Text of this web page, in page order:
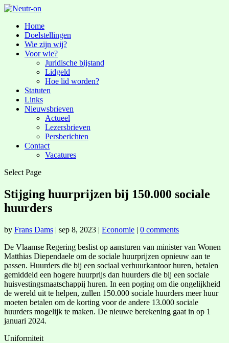
Home
Doelstellingen
Wie zijn wij?
Voor wie?
Juridische bijstand
Lidgeld
Hoe lid worden?
Statuten
Links
Nieuwsbrieven
Actueel
Lezersbrieven
Persberichten
Contact
Vacatures
Select Page
Stijging huurprijzen bij 150.000 sociale
huurders
by Frans Dams | sep 8, 2023 | Economie | 0 comments
De Vlaamse Regering beslist op aansturen van minister van Wonen
Matthias Diependaele om de sociale huurprijzen opnieuw aan te
passen. Huurders die bij een sociaal verhuurkantoor huren, betalen
gemiddeld een hogere huurprijs dan huurders die bij een sociale
huisvestingsmaatschappij huren. In een poging om die ongelijkheid
de wereld uit te helpen, zullen 150.000 sociale huurders meer huur
moeten betalen om de korting voor de andere 13.000 sociale
huurders mogelijk te maken. De nieuwe berekening gaat in op 1
januari 2024.
Uniformiteit